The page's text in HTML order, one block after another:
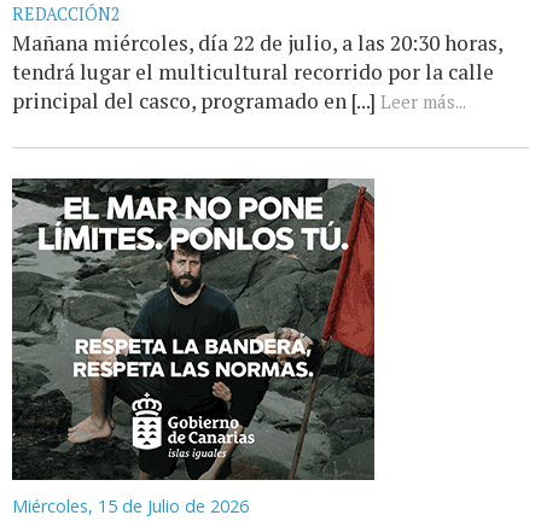
REDACCIÓN2
Mañana miércoles, día 22 de julio, a las 20:30 horas,
tendrá lugar el multicultural recorrido por la calle
principal del casco, programado en [...] Leer más...
Miércoles, 15 de Julio de 2026